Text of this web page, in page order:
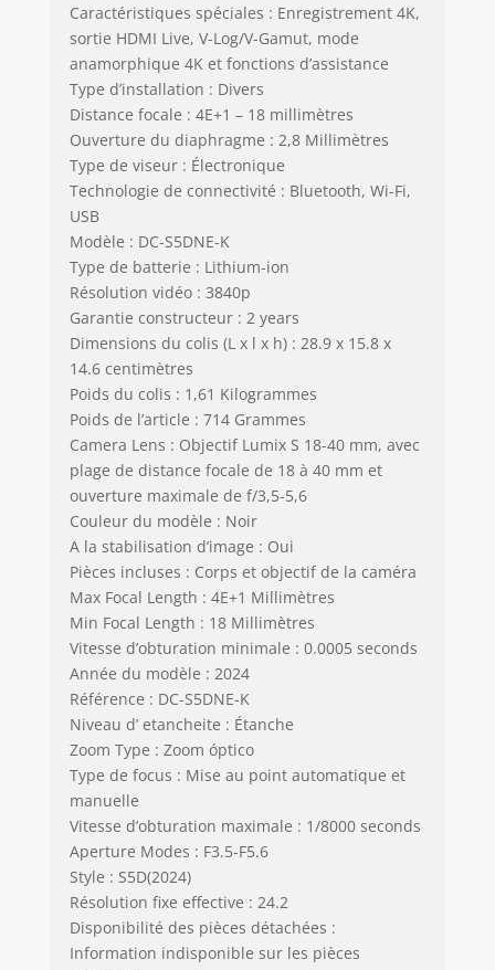
Caractéristiques spéciales : Enregistrement 4K,
sortie HDMI Live, V-Log/V-Gamut, mode
anamorphique 4K et fonctions d’assistance
Type d’installation : Divers
Distance focale : 4E+1 – 18 millimètres
Ouverture du diaphragme : 2,8 Millimètres
Type de viseur : Électronique
Technologie de connectivité : Bluetooth, Wi-Fi,
USB
Modèle : DC-S5DNE-K
Type de batterie : Lithium-ion
Résolution vidéo : 3840p
Garantie constructeur : 2 years
Dimensions du colis (L x l x h) : 28.9 x 15.8 x
14.6 centimètres
Poids du colis : 1,61 Kilogrammes
Poids de l’article : 714 Grammes
Camera Lens : Objectif Lumix S 18-40 mm, avec
plage de distance focale de 18 à 40 mm et
ouverture maximale de f/3,5-5,6
Couleur du modèle : Noir
A la stabilisation d’image : Oui
Pièces incluses : Corps et objectif de la caméra
Max Focal Length : 4E+1 Millimètres
Min Focal Length : 18 Millimètres
Vitesse d’obturation minimale : 0.0005 seconds
Année du modèle : 2024
Référence : DC-S5DNE-K
Niveau d’ etancheite : Étanche
Zoom Type : Zoom óptico
Type de focus : Mise au point automatique et
manuelle
Vitesse d’obturation maximale : 1/8000 seconds
Aperture Modes : F3.5-F5.6
Style : S5D(2024)
Résolution fixe effective : 24.2
Disponibilité des pièces détachées :
Information indisponible sur les pièces